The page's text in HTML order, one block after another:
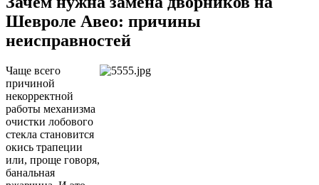
Шевроле Авео: причины
неисправностей
Чаще всего
причиной
некорректной
работы механизма
очистки лобового
стекла становится
окись трапеции
или, проще говоря,
банальная